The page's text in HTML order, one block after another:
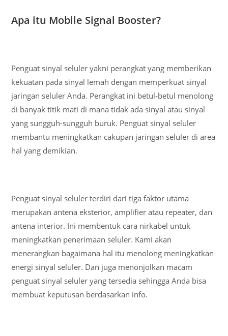
Apa itu Mobile Signal Booster?
Penguat sinyal seluler yakni perangkat yang memberikan
kekuatan pada sinyal lemah dengan memperkuat sinyal
jaringan seluler Anda. Perangkat ini betul-betul menolong
di banyak titik mati di mana tidak ada sinyal atau sinyal
yang sungguh-sungguh buruk. Penguat sinyal seluler
membantu meningkatkan cakupan jaringan seluler di area
hal yang demikian.
Penguat sinyal seluler terdiri dari tiga faktor utama
merupakan antena eksterior, amplifier atau repeater, dan
antena interior. Ini membentuk cara nirkabel untuk
meningkatkan penerimaan seluler. Kami akan
menerangkan bagaimana hal itu menolong meningkatkan
energi sinyal seluler. Dan juga menonjolkan macam
penguat sinyal seluler yang tersedia sehingga Anda bisa
membuat keputusan berdasarkan info.